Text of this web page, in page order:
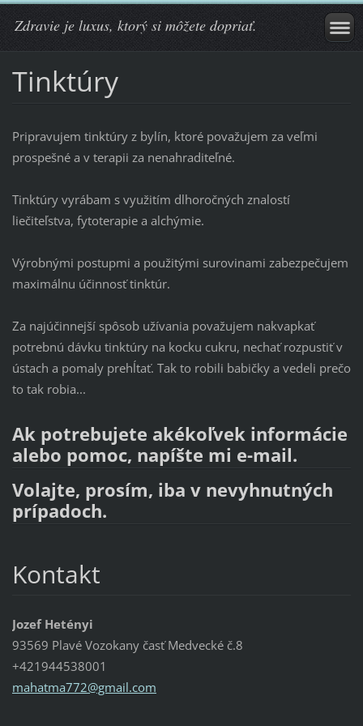
Zdravie je luxus, ktorý si môžete dopriať.
Tinktúry
Pripravujem tinktúry z bylín, ktoré považujem za veľmi
prospešné a v terapii za nenahraditeľné.
Tinktúry vyrábam s využitím dlhoročných znalostí
liečiteľstva, fytoterapie a alchýmie.
Výrobnými postupmi a použitými surovinami zabezpečujem
maximálnu účinnosť tinktúr.
Za najúčinnejší spôsob užívania považujem nakvapkať
potrebnú dávku tinktúry na kocku cukru, nechať rozpustiť v
ústach a pomaly prehĺtať. Tak to robili babičky a vedeli prečo
to tak robia...
Ak potrebujete akékoľvek informácie
alebo pomoc, napíšte mi e-mail.
Volajte, prosím, iba v nevyhnutných
prípadoch.
Kontakt
Jozef Hetényi
93569 Plavé Vozokany časť Medvecké č.8
+421944538001
mahatma772@gmail.com